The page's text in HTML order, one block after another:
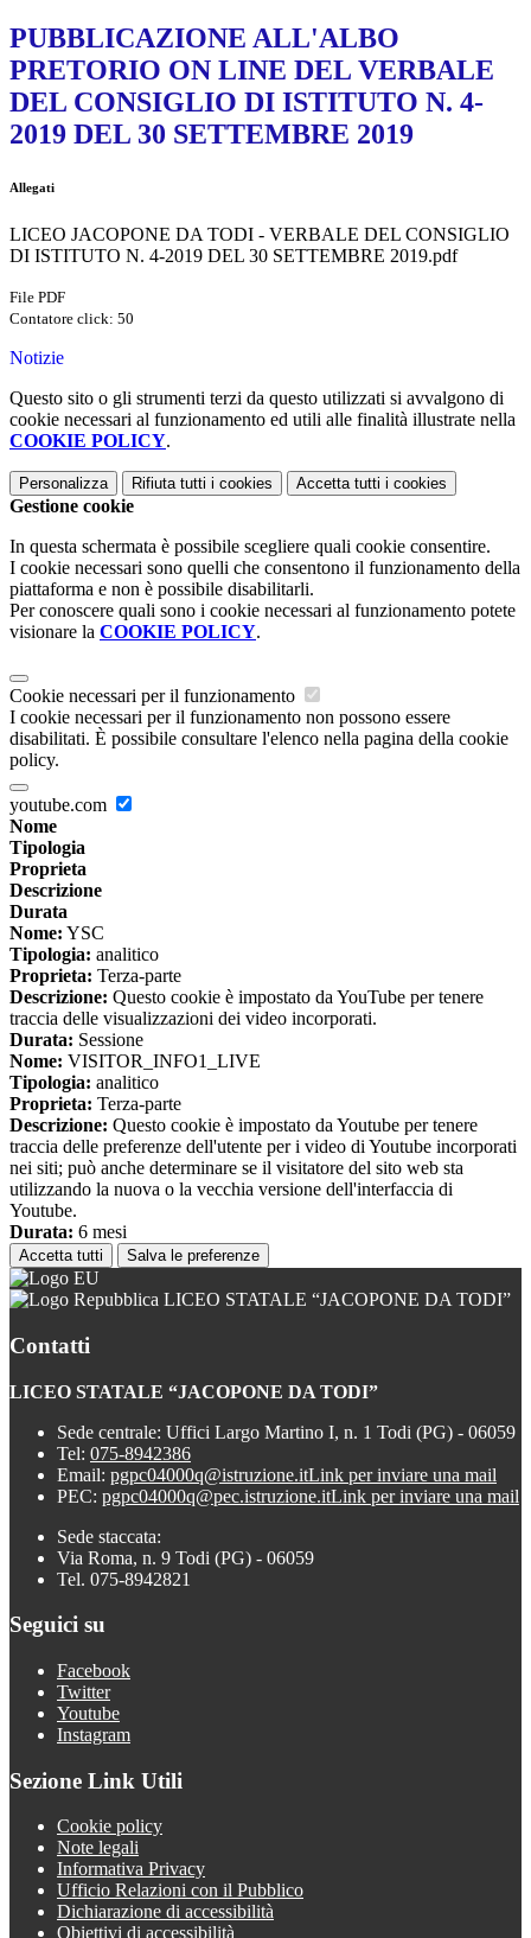
PUBBLICAZIONE ALL'ALBO
PRETORIO ON LINE DEL VERBALE
DEL CONSIGLIO DI ISTITUTO N. 4-
2019 DEL 30 SETTEMBRE 2019
Allegati
LICEO JACOPONE DA TODI - VERBALE DEL CONSIGLIO
DI ISTITUTO N. 4-2019 DEL 30 SETTEMBRE 2019.pdf
File PDF
Contatore click: 50
Notizie
Questo sito o gli strumenti terzi da questo utilizzati si avvalgono di
cookie necessari al funzionamento ed utili alle finalità illustrate nella
COOKIE POLICY.
Personalizza Rifiuta tutti i cookies Accetta tutti i cookies
Gestione cookie
In questa schermata è possibile scegliere quali cookie consentire.
I cookie necessari sono quelli che consentono il funzionamento della
piattaforma e non è possibile disabilitarli.
Per conoscere quali sono i cookie necessari al funzionamento potete
visionare la COOKIE POLICY.
Cookie necessari per il funzionamento
I cookie necessari per il funzionamento non possono essere
disabilitati. È possibile consultare l'elenco nella pagina della cookie
policy.
youtube.com
Nome
Tipologia
Proprieta
Descrizione
Durata
Nome: YSC
Tipologia: analitico
Proprieta: Terza-parte
Descrizione: Questo cookie è impostato da YouTube per tenere
traccia delle visualizzazioni dei video incorporati.
Durata: Sessione
Nome: VISITOR_INFO1_LIVE
Tipologia: analitico
Proprieta: Terza-parte
Descrizione: Questo cookie è impostato da Youtube per tenere
traccia delle preferenze dell'utente per i video di Youtube incorporati
nei siti; può anche determinare se il visitatore del sito web sta
utilizzando la nuova o la vecchia versione dell'interfaccia di
Youtube.
Durata: 6 mesi
Accetta tutti Salva le preferenze
LICEO STATALE “JACOPONE DA TODI”
Contatti
LICEO STATALE “JACOPONE DA TODI”
Sede centrale: Uffici Largo Martino I, n. 1 Todi (PG) - 06059
Tel: 075-8942386
Email: pgpc04000q@istruzione.itLink per inviare una mail
PEC: pgpc04000q@pec.istruzione.itLink per inviare una mail
Sede staccata:
Via Roma, n. 9 Todi (PG) - 06059
Tel. 075-8942821
Seguici su
Facebook
Twitter
Youtube
Instagram
Sezione Link Utili
Cookie policy
Note legali
Informativa Privacy
Ufficio Relazioni con il Pubblico
Dichiarazione di accessibilità
Obiettivi di accessibilità